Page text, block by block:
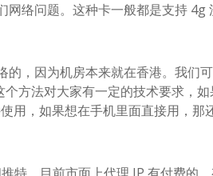
络问题。这种卡一般都是支持 4g
的，因为机房本来就在香港。我们
个方法对大家有一定的技术要求，
用，如果想在手机里面直接用，那